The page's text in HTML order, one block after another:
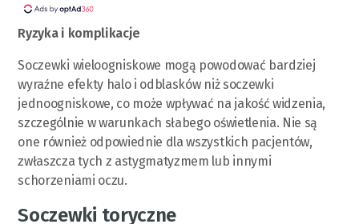
Ryzyka i komplikacje
Soczewki wieloogniskowe mogą powodować bardziej
wyraźne efekty halo i odblasków niż soczewki
jednoogniskowe, co może wpływać na jakość widzenia,
szczególnie w warunkach słabego oświetlenia. Nie są
one również odpowiednie dla wszystkich pacjentów,
zwłaszcza tych z astygmatyzmem lub innymi
schorzeniami oczu.
Soczewki toryczne